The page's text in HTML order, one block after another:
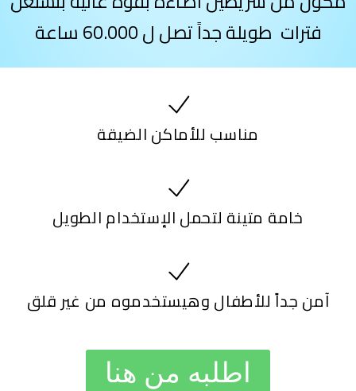
فترات طويلة جداً تصل ل 60.000 ساعة
مناسب للأماكن الضيقة
خامة متينة لتحمل الإستخدام الطويل
آمن جداً للأطفال وهيستخدموه من غير قلق
اطلبه من هنا